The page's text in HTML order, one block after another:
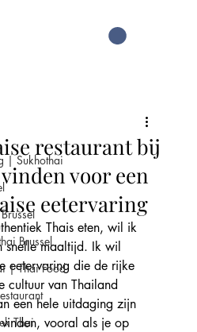
| Sukhothai
Brussel
| Thai Food
Thai
restaurant bij
voor een
eetervaring
Thais eten, wil ik
snelle maaltijd. Ik wil
eetervaring die de rijke
cultuur van Thailand
een hele uitdaging zijn
vooral als je op